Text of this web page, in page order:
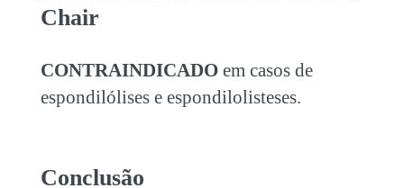
Chair
CONTRAINDICADOem casos de
espondilólises e espondilolisteses.
Conclusão